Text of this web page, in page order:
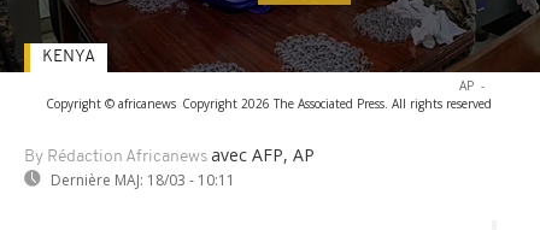
AP -
Copyright © africanews Copyright 2026 The Associated Press. All rights reserved
By Rédaction Africanews avec AFP, AP
Dernière MAJ: 18/03 - 10:11
KENYA